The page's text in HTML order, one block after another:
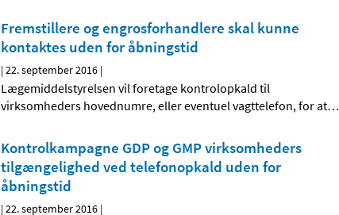
Fremstillere og engrosforhandlere skal kunne
kontaktes uden for åbningstid
|22. september 2016 |
Lægemiddelstyrelsen vil foretage kontrolopkald til
virksomheders hovednumre, eller eventuel vagttelefon, for at…
Kontrolkampagne GDP og GMP virksomheders
tilgængelighed ved telefonopkald uden for
åbningstid
|22. september 2016 |